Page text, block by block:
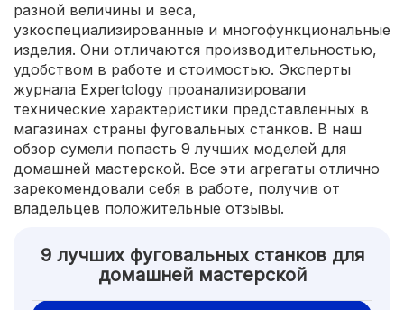
разной величины и веса,
узкоспециализированные и многофункциональные
изделия. Они отличаются производительностью,
удобством в работе и стоимостью. Эксперты
журнала Expertology проанализировали
технические характеристики представленных в
магазинах страны фуговальных станков. В наш
обзор сумели попасть 9 лучших моделей для
домашней мастерской. Все эти агрегаты отлично
зарекомендовали себя в работе, получив от
владельцев положительные отзывы.
9 лучших фуговальных станков для
домашней мастерской